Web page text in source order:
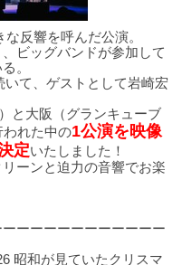
反響を呼んだ公演。
ビッグバンドが参加して
。
いて、ゲストとして岩崎宏
と大阪（グランキューブ
われた中の1公演を映像
定いたしました！
ーンと迫力の音響でお楽
ーーーーーーーーーーー
昭和が見ていたクリスマ